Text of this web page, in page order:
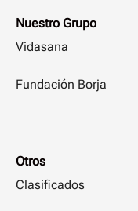
Nuestro Grupo
Vidasana
Fundación Borja
Otros
Clasificados